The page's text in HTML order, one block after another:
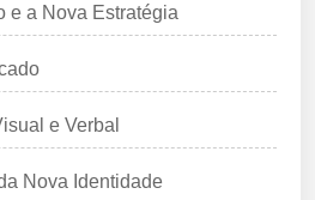
e a Nova Estratégia
e Verbal
Nova Identidade